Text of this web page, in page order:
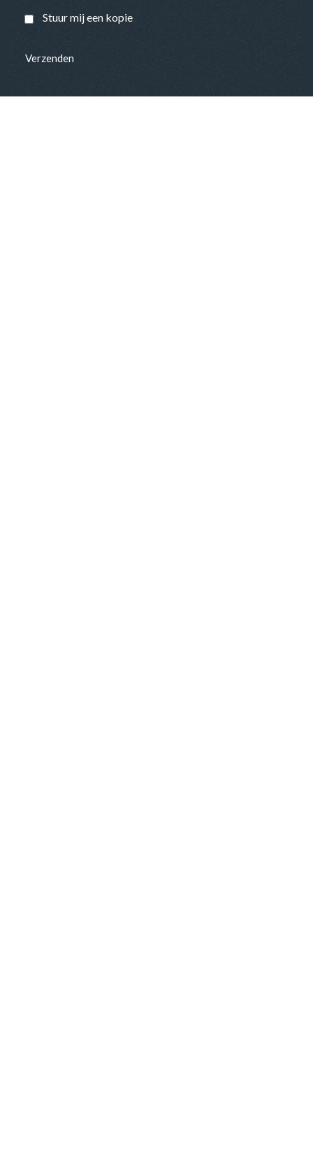
Stuur mij een kopie
Verzenden